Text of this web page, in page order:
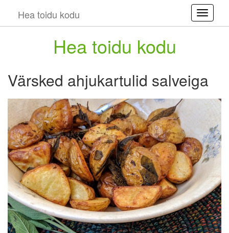
Hea toidu kodu
Hea toidu kodu
Värsked ahjukartulid salveiga